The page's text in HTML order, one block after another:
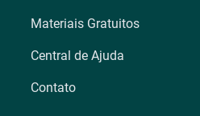
Materiais Gratuitos
Central de Ajuda
Contato